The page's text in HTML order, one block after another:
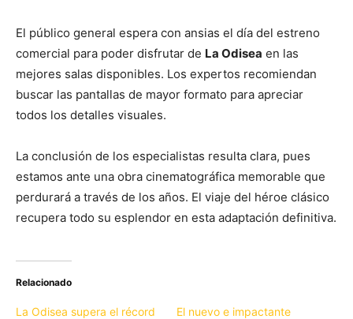
El público general espera con ansias el día del estreno
comercial para poder disfrutar de La Odisea en las
mejores salas disponibles. Los expertos recomiendan
buscar las pantallas de mayor formato para apreciar
todos los detalles visuales.
La conclusión de los especialistas resulta clara, pues
estamos ante una obra cinematográfica memorable que
perdurará a través de los años. El viaje del héroe clásico
recupera todo su esplendor en esta adaptación definitiva.
Relacionado
La Odisea supera el récord
El nuevo e impactante